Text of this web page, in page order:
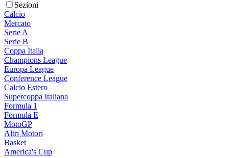
Sezioni
Calcio
Mercato
Serie A
Serie B
Coppa Italia
Champions League
Europa League
Conference League
Calcio Estero
Supercoppa Italiana
Formula 1
Formula E
MotoGP
Altri Motori
Basket
America's Cup